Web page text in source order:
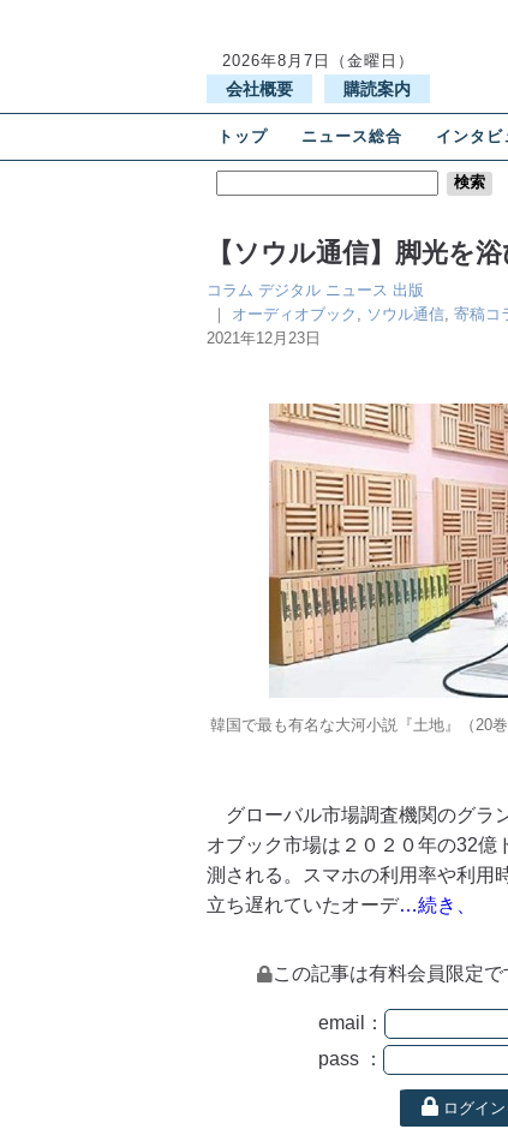
2026年8月7日（金曜日）
会社概要 購読案内
トップ ニュース総合 インタビ
【ソウル通信】脚光を
コラム デジタル ニュース 出版
｜ オーディオブック , ソウル通信, 寄稿コ
2021年12月23日
韓国で最も有名な大河小説『土地』（20
グローバル市場調査機関のグラ
オブック市場は２０２０年の32億
測される。スマホの利用率や利用
立ち遅れていたオーデ…続き、
この記事は有料会員限定
email：
pass ：
ログイン